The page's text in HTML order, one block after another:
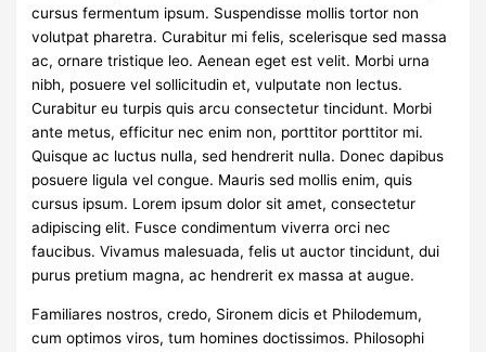
cursus fermentum ipsum. Suspendisse mollis tortor non
volutpat pharetra. Curabitur mi felis, scelerisque sed massa
ac, ornare tristique leo. Aenean eget est velit. Morbi urna
nibh, posuere vel sollicitudin et, vulputate non lectus.
Curabitur eu turpis quis arcu consectetur tincidunt. Morbi
ante metus, efficitur nec enim non, porttitor porttitor mi.
Quisque ac luctus nulla, sed hendrerit nulla. Donec dapibus
posuere ligula vel congue. Mauris sed mollis enim, quis
cursus ipsum. Lorem ipsum dolor sit amet, consectetur
adipiscing elit. Fusce condimentum viverra orci nec
faucibus. Vivamus malesuada, felis ut auctor tincidunt, dui
purus pretium magna, ac hendrerit ex massa at augue.
Familiares nostros, credo, Sironem dicis et Philodemum,
cum optimos viros, tum homines doctissimos. Philosophi